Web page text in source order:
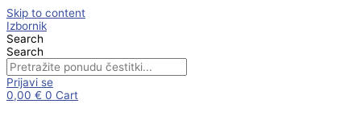
Skip to content
Izbornik
Search
Search
Prijavi se
0,00 € 0 Cart